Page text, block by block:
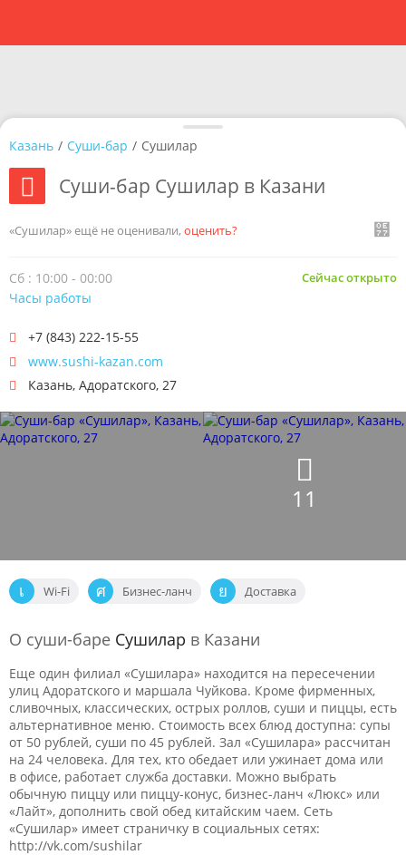
11
Wi-Fi Бизнес-ланч Доставка
Казань / Суши-бар / Сушилар
Суши-бар Сушилар в Казани
«Сушилар» ещё не оценивали, оценить?
+7 (843) 222-15-55
www.sushi-kazan.com
Казань, Адоратского, 27
Сейчас открыто
Сб : 10:00 - 00:00
Часы работы
О суши-баре Сушилар в Казани
Еще один филиал «Сушилара» находится на пересечении
улиц Адоратского и маршала Чуйкова. Кроме фирменных,
сливочных, классических, острых роллов, суши и пиццы, есть
альтернативное меню. Стоимость всех блюд доступна: супы
от 50 рублей, суши по 45 рублей. Зал «Сушилара» рассчитан
на 24 человека. Для тех, кто обедает или ужинает дома или
в офисе, работает служба доставки. Можно выбрать
обычную пиццу или пиццу-конус, бизнес-ланч «Люкс» или
«Лайт», дополнить свой обед китайским чаем. Сеть
«Сушилар» имеет страничку в социальных сетях:
http://vk.com/sushilar